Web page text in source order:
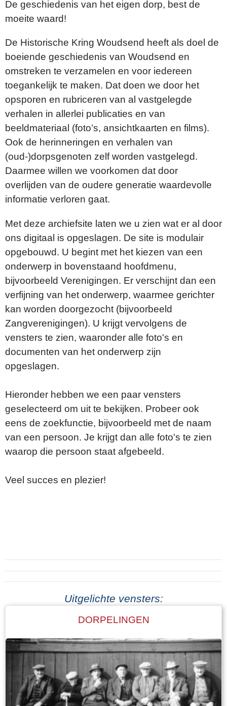
De geschiedenis van het eigen dorp, best de
moeite waard!
De Historische Kring Woudsend heeft als doel de
boeiende geschiedenis van Woudsend en
omstreken te verzamelen en voor iedereen
toegankelijk te maken. Dat doen we door het
opsporen en rubriceren van al vastgelegde
verhalen in allerlei publicaties en van
beeldmateriaal (foto’s, ansichtkaarten en films).
Ook de herinneringen en verhalen van
(oud-)dorpsgenoten zelf worden vastgelegd.
Daarmee willen we voorkomen dat door
overlijden van de oudere generatie waardevolle
informatie verloren gaat.
Met deze archiefsite laten we u zien wat er al door
ons digitaal is opgeslagen. De site is modulair
opgebouwd. U begint met het kiezen van een
onderwerp in bovenstaand hoofdmenu,
bijvoorbeeld Verenigingen. Er verschijnt dan een
verfijning van het onderwerp, waarmee gerichter
kan worden doorgezocht (bijvoorbeeld
Zangverenigingen). U krijgt vervolgens de
vensters te zien, waaronder alle foto's en
documenten van het onderwerp zijn
opgeslagen.
Hieronder hebben we een paar vensters
geselecteerd om uit te bekijken. Probeer ook
eens de zoekfunctie, bijvoorbeeld met de naam
van een persoon. Je krijgt dan alle foto's te zien
waarop die persoon staat afgebeeld.
Veel succes en plezier!
Uitgelichte vensters:
DORPELINGEN